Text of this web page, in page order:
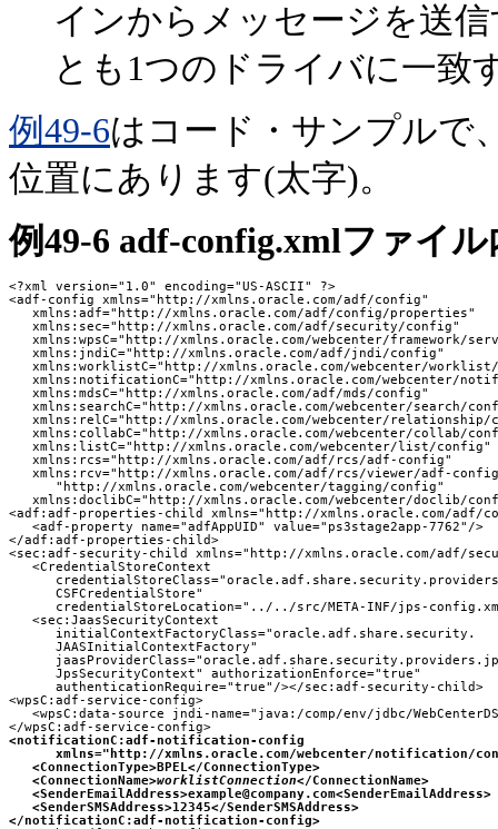
インからメッセージを送
とも1つのドライバに一致
例49-6はコード・サンプルで
位置にあります(太字)。
例49-6 adf-config.xmlファイ
<?xml version="1.0" encoding="US-ASCII" ?>
<adf-config xmlns="http://xmlns.oracle.com/adf/config"
   xmlns:adf="http://xmlns.oracle.com/adf/config/properties"
   xmlns:sec="http://xmlns.oracle.com/adf/security/config"
xmlns:wpsC="http://xmlns.oracle.com/webcenter/framework/
   xmlns:jndiC="http://xmlns.oracle.com/adf/jndi/config"
xmlns:worklistC="http://xmlns.oracle.com/webcenter/
xmlns:notificationC="http://xmlns.oracle.com/webcenter/
   xmlns:mdsC="http://xmlns.oracle.com/adf/mds/config"
xmlns:searchC="http://xmlns.oracle.com/webcenter/search/
xmlns:relC="http://xmlns.oracle.com/webcenter/relationship/
xmlns:collabC="http://xmlns.oracle.com/webcenter/collab/
   xmlns:listC="http://xmlns.oracle.com/webcenter/list/config"
   xmlns:rcs="http://xmlns.oracle.com/adf/rcs/adf-config"
xmlns:rcv="http://xmlns.oracle.com/adf/rcs/viewer/adf-
      "http://xmlns.oracle.com/webcenter/tagging/config"
xmlns:doclibC="http://xmlns.oracle.com/webcenter/doclib/
<adf:adf-properties-child xmlns="http://xmlns.oracle.com/adf/
   <adf-property name="adfAppUID" value="ps3stage2app-7762"/>
</adf:adf-properties-child>
<sec:adf-security-child xmlns="http://xmlns.oracle.com/adf/
   <CredentialStoreContext
      CSFCredentialStore"
credentialStoreLocation="../../src/META-INF/jps-
   <sec:JaasSecurityContext
      initialContextFactoryClass="oracle.adf.share.security.
      JAASInitialContextFactory"
      JpsSecurityContext" authorizationEnforce="true"
      authenticationRequire="true"/></sec:adf-security-child>
<wpsC:adf-service-config>
<wpsC:data-source jndi-name="java:/comp/env/jdbc/
<notificationC:adf-notification-config
xmlns="http://xmlns.oracle.com/webcenter/notification/
<ConnectionType>BPEL</ConnectionType>
<ConnectionName>worklistConnection</ConnectionName>
<SenderEmailAddress>example@company.com<SenderEmailAddress>
<SenderSMSAddress>12345</SenderSMSAddress>
</notificationC:adf-notification-config>